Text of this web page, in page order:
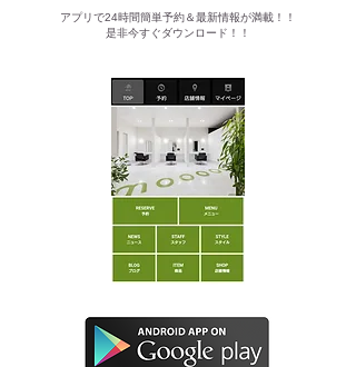
​アプリで24時間簡単予約＆最新情報が満載！！
是非今すぐダウンロード！！